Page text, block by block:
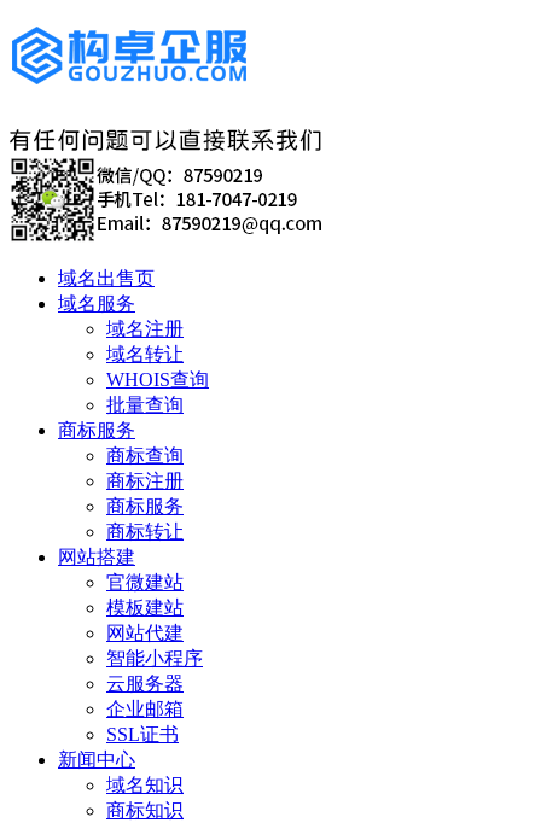
域名出售页
域名服务
域名注册
域名转让
WHOIS查询
批量查询
商标服务
商标查询
商标注册
商标服务
商标转让
网站搭建
官微建站
模板建站
网站代建
智能小程序
云服务器
企业邮箱
SSL证书
新闻中心
域名知识
商标知识